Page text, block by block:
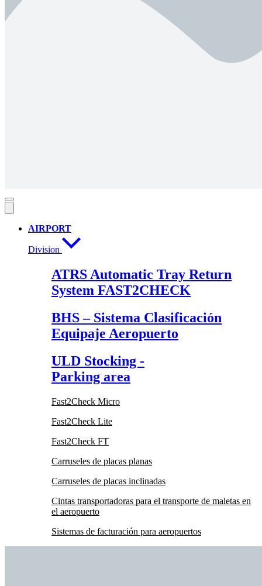
AIRPORT
Division
ATRS Automatic Tray Return
System FAST2CHECK
BHS – Sistema Clasificación
Equipaje Aeropuerto
ULD Stocking -
Parking area
Fast2Check Micro
Fast2Check Lite
Fast2Check FT
Carruseles de placas planas
Carruseles de placas inclinadas
Cintas transportadoras para el transporte de maletas en
el aeropuerto
Sistemas de facturación para aeropuertos